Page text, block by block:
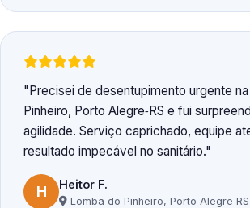
Precisei de desentupimento urgente
Pinheiro, Porto Alegre‑RS e fui
agilidade. Serviço caprichado, equipe
resultado impecável no sanitário.
H Heitor F.
Lomba do Pinheiro, Porto Alegre‑RS